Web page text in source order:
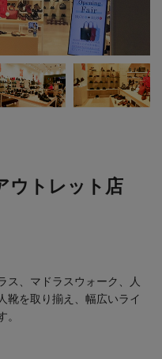
ウトレット店
ス、マドラスウォーク、人
靴を取り揃え、幅広いライ